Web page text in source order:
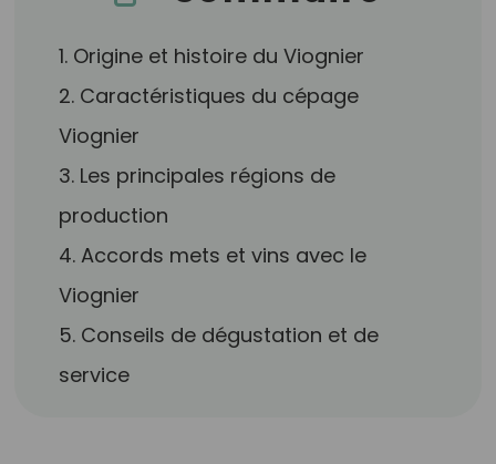
1. Origine et histoire du Viognier
2. Caractéristiques du cépage
Viognier
3. Les principales régions de
production
4. Accords mets et vins avec le
Viognier
5. Conseils de dégustation et de
service